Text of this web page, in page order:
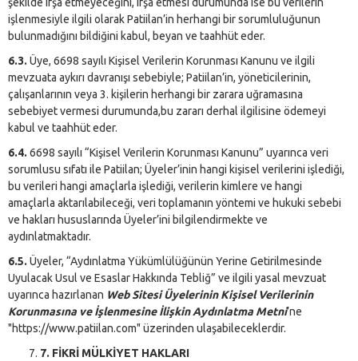
işlenmesiyle ilgili olarak Patiilan’in herhangi bir sorumluluğunun
bulunmadığını bildiğini kabul, beyan ve taahhüt eder.
6.3. Üye, 6698 sayılı Kişisel Verilerin Korunması Kanunu ve ilgili
mevzuata aykırı davranışı sebebiyle; Patiilan’in, yöneticilerinin,
çalışanlarının veya 3. kişilerin herhangi bir zarara uğramasına
sebebiyet vermesi durumunda,bu zararı derhal ilgilisine ödemeyi
kabul ve taahhüt eder.
6.4. 6698 sayılı “Kişisel Verilerin Korunması Kanunu” uyarınca veri
sorumlusu sıfatı ile Patiilan; Üyeler’inin hangi kişisel verilerini işlediği,
bu verileri hangi amaçlarla işlediği, verilerin kimlere ve hangi
amaçlarla aktarılabileceği, veri toplamanın yöntemi ve hukuki sebebi
ve hakları hususlarında Üyeler’ini bilgilendirmekte ve
aydınlatmaktadır.
6.5. Üyeler, “Aydınlatma Yükümlülüğünün Yerine Getirilmesinde
Uyulacak Usul ve Esaslar Hakkında Tebliğ” ve ilgili yasal mevzuat
uyarınca hazırlanan Web Sitesi Üyelerinin Kişisel Verilerinin
Korunmasına ve İşlenmesine İlişkin Aydınlatma Metni’ne
"https://www.patiilan.com" üzerinden ulaşabileceklerdir.
7. FİKRİ MÜLKİYET HAKLARI